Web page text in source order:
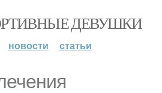
ДЕВУШКИ
новости статьи